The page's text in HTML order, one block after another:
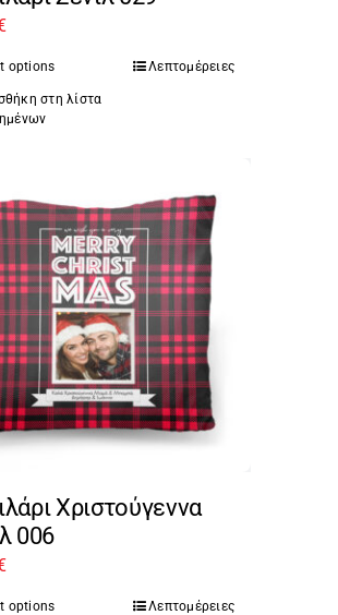
options Λεπτομέρειες
στη λίστα
Χριστούγεννα
006
options Λεπτομέρειες